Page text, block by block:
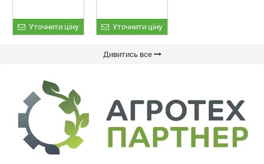
Уточнити ціну Уточнити ціну
Дивитись все